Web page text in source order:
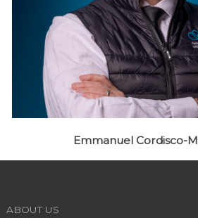
Emmanuel Cordisco-
ABOUT US